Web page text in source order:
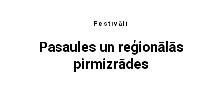
Festivāli
Pasaules un reģionālās
pirmizrādes